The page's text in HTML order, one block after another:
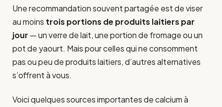
Une recommandation souvent partagée est de viser
au moins trois portions de produits laitiers par
jour — un verre de lait, une portion de fromage ou un
pot de yaourt. Mais pour celles qui ne consomment
pas ou peu de produits laitiers, d’autres alternatives
s’offrent à vous.
Voici quelques sources importantes de calcium à